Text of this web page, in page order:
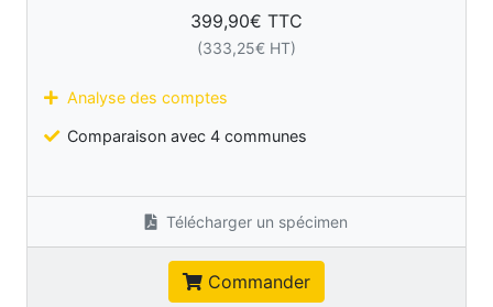
399,90€ TTC
(333,25€ HT)
Analyse des comptes
Comparaison avec 4 communes
Télécharger un spécimen
Commander